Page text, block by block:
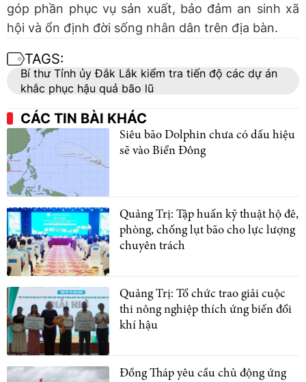
góp phần phục vụ sản xuất, bảo đảm an sinh xã
hội và ổn định đời sống nhân dân trên địa bàn.
TAGS:
Bí thư Tỉnh ủy Đắk Lắk kiểm tra tiến độ các dự án
khắc phục hậu quả bão lũ
CÁC TIN BÀI KHÁC
Siêu bão Dolphin chưa có dấu hiệu
sẽ vào Biển Đông
Quảng Trị: Tập huấn kỹ thuật hộ đê,
phòng, chống lụt bão cho lực lượng
chuyên trách
Quảng Trị: Tổ chức trao giải cuộc
thi nông nghiệp thích ứng biến đổi
khí hậu
Đồng Tháp yêu cầu chủ động ứng